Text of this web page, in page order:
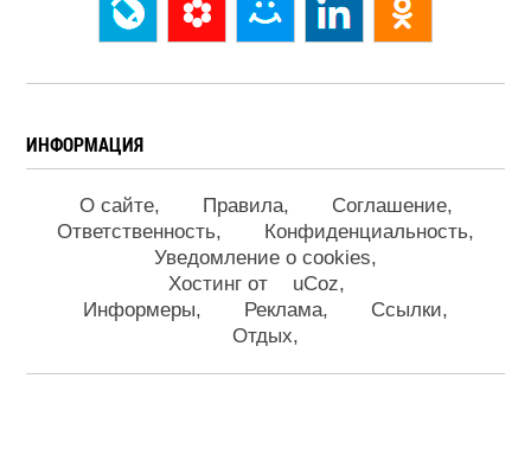
ИНФОРМАЦИЯ
О сайте Правила
Соглашение
Ответственность
Конфиденциальность
Уведомление о cookies
Хостинг от
uCoz
Информеры
Реклама
Ссылки
Отдых